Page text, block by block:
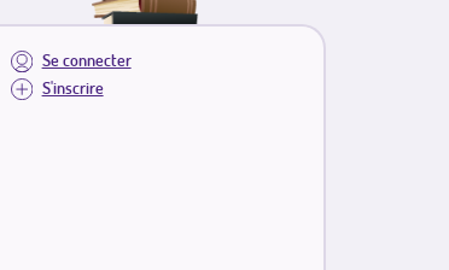
Se connecter
S'inscrire